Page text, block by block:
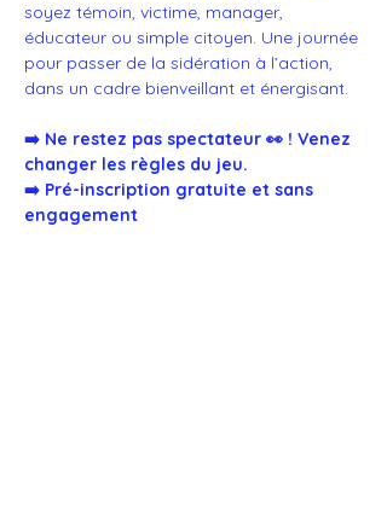
soyez témoin, victime, manager,
éducateur ou simple citoyen. Une journée
pour passer de la sidération à l’action,
dans un cadre bienveillant et énergisant.
➡️ Ne restez pas spectateur 👀 ! Venez
changer les règles du jeu.
➡️ Pré-inscription gratuite et sans
engagement